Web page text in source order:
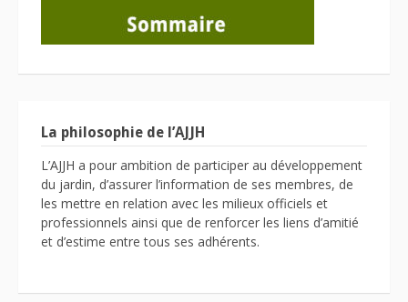
La philosophie de l’AJJH
L’AJJH a pour ambition de participer au développement
du jardin, d’assurer l’information de ses membres, de
les mettre en relation avec les milieux officiels et
professionnels ainsi que de renforcer les liens d’amitié
et d’estime entre tous ses adhérents.